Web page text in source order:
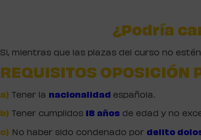
¿Podría
Si, mientras que las plazas del curso no
REQUISITOS OPOSICIÓN
a) Tener la nacionalidad española.
b) Tener cumplidos 18 años de edad y no
c) No haber sido condenado por delito